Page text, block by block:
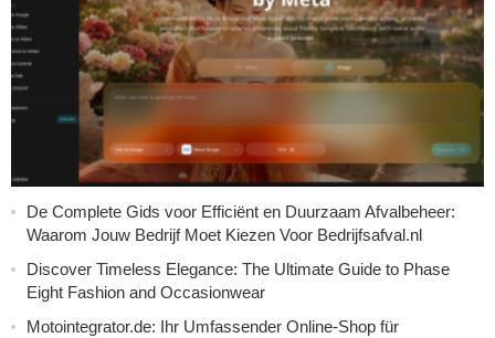
De Complete Gids voor Efficiënt en Duurzaam Afvalbeheer:
Waarom Jouw Bedrijf Moet Kiezen Voor Bedrijfsafval.nl
Discover Timeless Elegance: The Ultimate Guide to Phase
Eight Fashion and Occasionwear
Motointegrator.de: Ihr Umfassender Online-Shop für